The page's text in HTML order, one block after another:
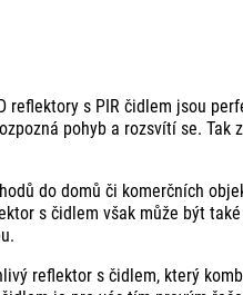
reflektory s PIR čidlem jsou
pohyb a rozsvítí se. Tak
do domů či komerčních
s čidlem však může být
reflektor s čidlem, který